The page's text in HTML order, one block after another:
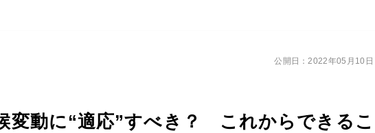
変動に“適応”すべき？ これからできるこ
公開日：2022年05月10日